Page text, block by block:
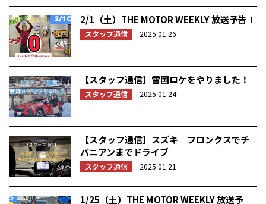
2/1（土）THE MOTOR WEEKLY 放送予告！
スタッフ通信 2025.01.26
【スタッフ通信】雪国ロケをやりました！
スタッフ通信 2025.01.24
【スタッフ通信】スズキ フロンクスでチ
バニアンまでドライブ
スタッフ通信 2025.01.21
1/25（土）THE MOTOR WEEKLY 放送予